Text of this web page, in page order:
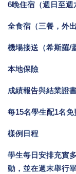
6晚住宿（週日至週
全食宿（三餐，外
機場接送（希斯羅/
本地保險
成績報告與結業證
每15名學生配1名免
樣例日程
學生每日安排充實
動，並在週末舉行